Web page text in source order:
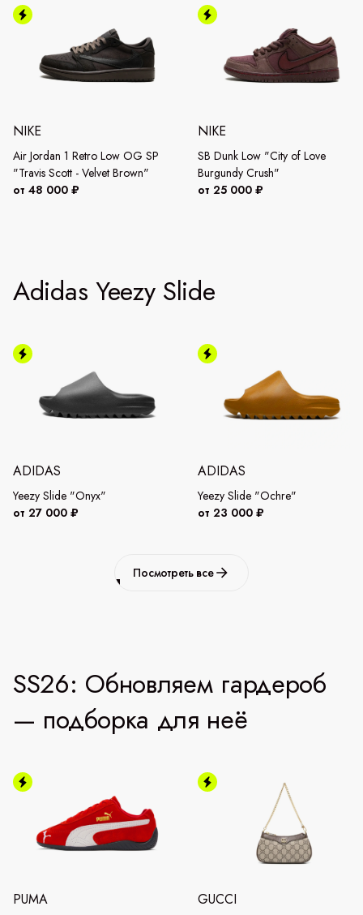
NIKE
Air Jordan 1 Retro Low OG SP
"Travis Scott - Velvet Brown"
от 48 000 ₽
NIKE
SB Dunk Low "City of Love
Burgundy Crush"
от 25 000 ₽
Adidas Yeezy Slide
ADIDAS
Yeezy Slide "Onyx"
от 27 000 ₽
ADIDAS
Yeezy Slide "Ochre"
от 23 000 ₽
Посмотреть все
SS26: Обновляем гардероб
— подборка для неё
PUMA GUCCI